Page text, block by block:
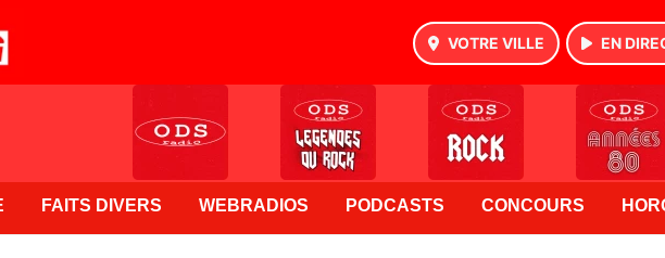
VOTRE VILLE EN
FAITS DIVERS WEBRADIOS PODCASTS CONCOURS